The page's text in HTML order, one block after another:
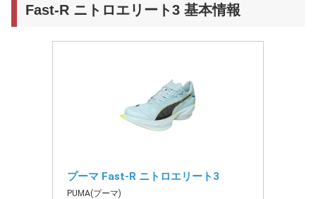
Fast-R ニトロエリート3 基本情報
プーマ Fast-R ニトロエリート3
PUMA(プーマ)